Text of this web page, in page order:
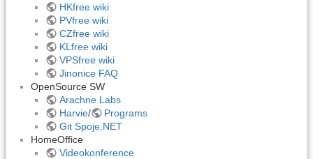
HKfree wiki
PVfree wiki
CZfree wiki
KLfree wiki
VPSfree wiki
Jinonice FAQ
OpenSource SW
Arachne Labs
Harvie/
Programs
Git Spoje.NET
HomeOffice
Videokonference